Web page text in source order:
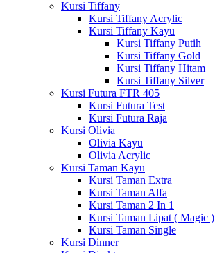
Kursi Tiffany
Kursi Tiffany Acrylic
Kursi Tiffany Kayu
Kursi Tiffany Putih
Kursi Tiffany Gold
Kursi Tiffany Hitam
Kursi Tiffany Silver
Kursi Futura FTR 405
Kursi Futura Test
Kursi Futura Raja
Kursi Olivia
Olivia Kayu
Olivia Acrylic
Kursi Taman Kayu
Kursi Taman Extra
Kursi Taman Alfa
Kursi Taman 2 In 1
Kursi Taman Lipat ( Magic )
Kursi Taman Single
Kursi Dinner